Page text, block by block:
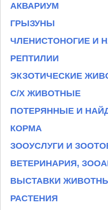
АКВАРИУМ
ГРЫЗУНЫ
ЧЛЕНИСТОНОГИЕ И
РЕПТИЛИИ
ЭКЗОТИЧЕСКИЕ
С/Х ЖИВОТНЫЕ
ПОТЕРЯННЫЕ И
КОРМА
ЗООУСЛУГИ И
ВЕТЕРИНАРИЯ,
ВЫСТАВКИ
РАСТЕНИЯ